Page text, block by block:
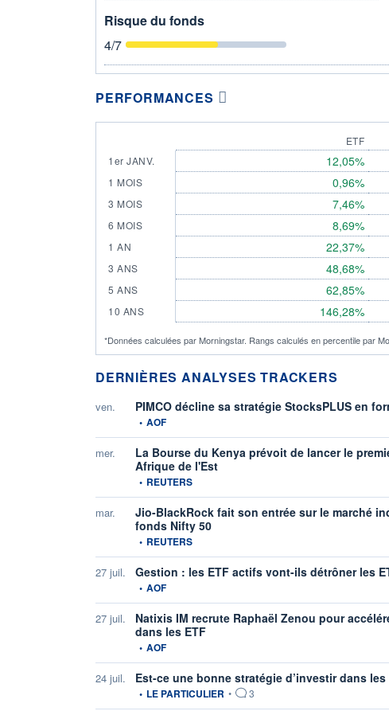
Risque du fonds
4/7
PERFORMANCES
1er JANV.
1 MOIS
3 MOIS
6 MOIS
1 AN
3 ANS
5 ANS
10 ANS
ETF
12,05%
0,96%
7,46%
8,69%
22,37%
48,68%
62,85%
146,28%
*Données calculées par Morningstar. Rangs calculés en percentile par
DERNIÈRES ANALYSES TRACKERS
ven. PIMCO décline sa stratégie StocksPLUS en
information fournie par
• AOF
mer.
La Bourse du Kenya prévoit de lancer le
Afrique de l'Est
information fournie par
• REUTERS
mar.
Jio-BlackRock fait son entrée sur le marché
fonds Nifty 50
information fournie par
• REUTERS
27 juil. Gestion : les ETF actifs vont-ils détrôner les
information fournie par
• AOF
27 juil.
Natixis IM recrute Raphaël Zenou pour
dans les ETF
information fournie par
• AOF
24 juil. Est-ce une bonne stratégie d’investir dans les
information fournie par
• LE PARTICULIER • 3